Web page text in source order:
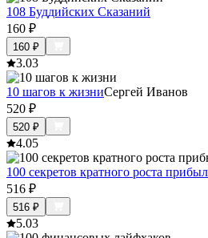
108 Буддийских Сказаний
160 ₽
160 ₽
3.03
10 шагов к жизниСергей Иванов
520 ₽
520 ₽
4.05
100 секретов кратного роста
516 ₽
516 ₽
5.03